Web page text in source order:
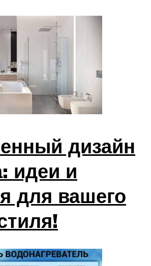
дизайн
идеи и
для вашего